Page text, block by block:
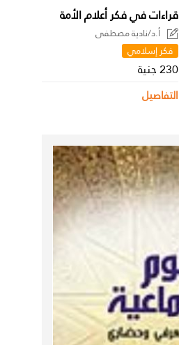
قراءات في فكر أعلام الأمة
أ.د/نادية مصطفى
فكر إسلامي
230 جنية
التفاصيل